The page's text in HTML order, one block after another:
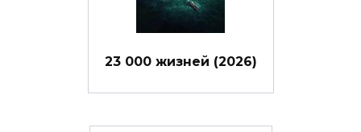
23 000 жизней (2026)